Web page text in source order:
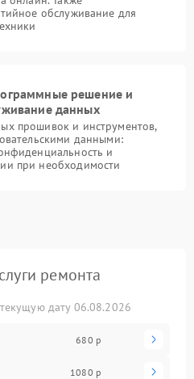
обслуживание для
решение и
данных
прошивок и инструментов,
данными:
и
при необходимости
ремонта
дату 06.08.2026
680 р
1080 р